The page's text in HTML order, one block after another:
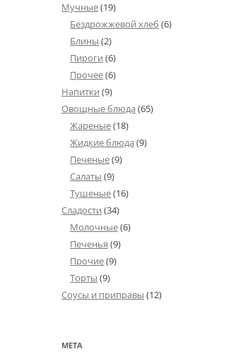
Мучные(19)
Бездрожжевой хлеб (6)
Блины (2)
Пироги (6)
Прочее(6)
Напитки (9)
Овощные блюда (65)
Жареные(18)
Жидкие блюда (9)
Печеные(9)
Салаты (9)
Тушеные(16)
Сладости (34)
Молочные(6)
Печенья (9)
Прочие(9)
Торты (9)
Соусы и приправы (12)
МЕТА